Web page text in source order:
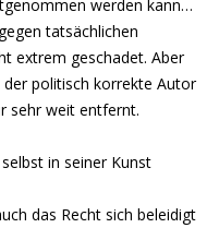
werden kann…
tatsächlichen
extrem geschadet. Aber
politisch korrekte Autor
sehr weit entfernt.
in seiner Kunst
das Recht sich beleidigt